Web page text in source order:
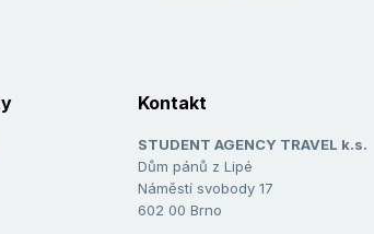
Kontakt
STUDENT AGENCY TRAVEL k.s.
Dům pánů z Lipé
Náměstí svobody 17
602 00 Brno